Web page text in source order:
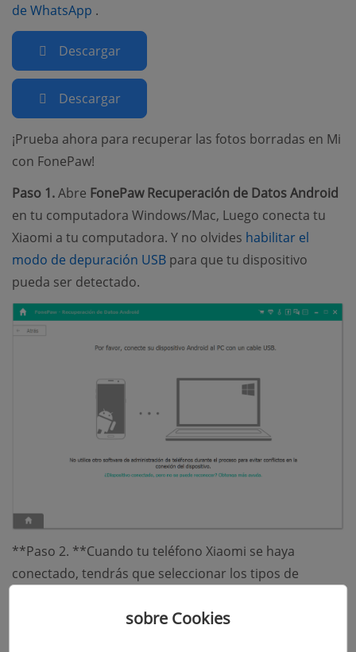
de WhatsApp (opens new window)
.
Descargar
Descargar
¡Prueba ahora para recuperar las fotos borradas en Mi
con FonePaw!
Paso 1.Abre FonePaw Recuperación de Datos Android
en tu computadora Windows/Mac, Luego conecta tu
Xiaomi a tu computadora. Y no olvides habilitar el
modo de depuración USB (opens new window)
para que tu dispositivo
pueda ser detectado.
**Paso 2. **Cuando tu teléfono Xiaomi se haya
conectado, tendrás que seleccionar los tipos de
por favor selecciona “Galería” o “Galería de Fotos
sobre Cookies